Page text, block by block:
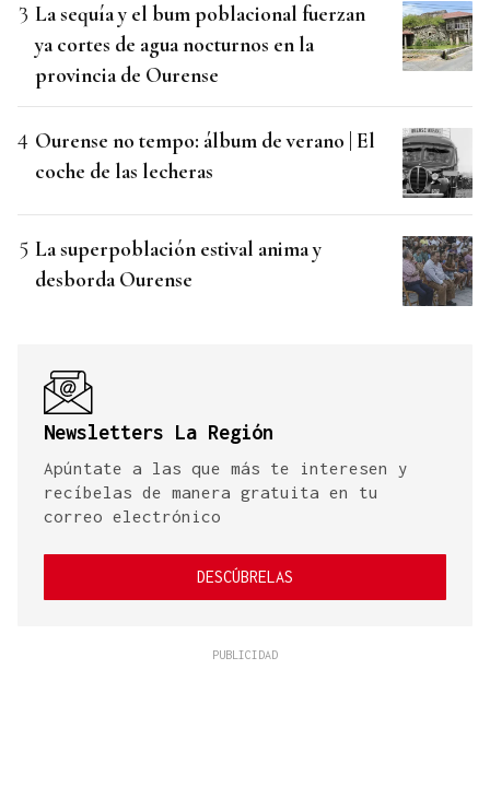
La sequía y el bum poblacional fuerzan
ya cortes de agua nocturnos en la
provincia de Ourense
Ourense no tempo: álbum de verano | El
coche de las lecheras
La superpoblación estival anima y
desborda Ourense
Newsletters La Región
Apúntate a las que más te interesen y
recíbelas de manera gratuita en tu
correo electrónico
DESCÚBRELAS